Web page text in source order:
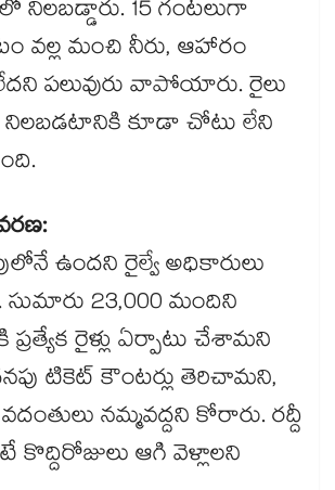
నిలబడ్డారు. 15 గంటలుగా
వల్ల మంచి నీరు, ఆహారం
పలువురు వాపోయారు. రైలు
కూడా చోటు లేని
ఉందని రైల్వే అధికారులు
సుమారు 23,000 మందిని
రైళ్లు ఏర్పాటు చేశామని
టికెట్ కౌంటర్లు తెరిచామని,
నమ్మవద్దని కోరారు. రద్దీ
కొద్దిరోజులు ఆగి వెళ్లాలని